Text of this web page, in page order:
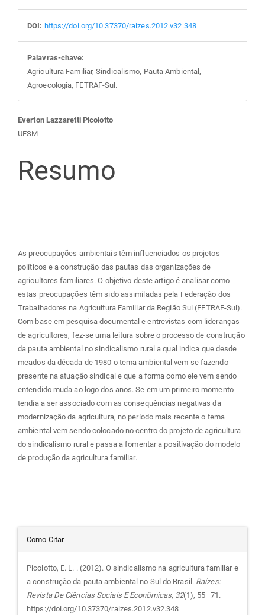
DOI: https://doi.org/10.37370/raizes.2012.v32.348
Palavras-chave:
Agricultura Familiar, Sindicalismo, Pauta Ambiental,
Agroecologia, FETRAF-Sul.
Conteúdo
do
artigo
Everton Lazzaretti Picolotto
UFSM
Resumo
As preocupações ambientais têm influenciados os projetos
políticos e a construção das pautas das organizações de
agricultores familiares. O objetivo deste artigo é analisar como
estas preocupações têm sido assimiladas pela Federação dos
Trabalhadores na Agricultura Familiar da Região Sul (FETRAF-Sul).
Com base em pesquisa documental e entrevistas com lideranças
de agricultores, fez-se uma leitura sobre o processo de construção
da pauta ambiental no sindicalismo rural a qual indica que desde
meados da década de 1980 o tema ambiental vem se fazendo
presente na atuação sindical e que a forma como ele vem sendo
entendido muda ao logo dos anos. Se em um primeiro momento
tendia a ser associado com as consequências negativas da
modernização da agricultura, no período mais recente o tema
ambiental vem sendo colocado no centro do projeto de agricultura
do sindicalismo rural e passa a fomentar a positivação do modelo
de produção da agricultura familiar.
Detalhes
do
artigo
Como Citar
Picolotto, E. L. . (2012). O sindicalismo na agricultura familiar e
a construção da pauta ambiental no Sul do Brasil. Raízes:
Revista De Ciências Sociais E Econômicas, 32(1), 55–71.
https://doi.org/10.37370/raizes.2012.v32.348